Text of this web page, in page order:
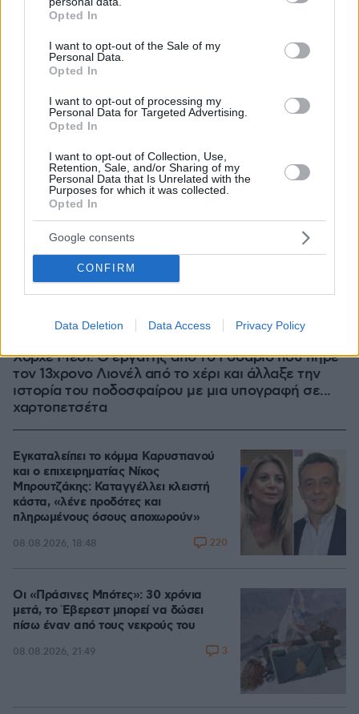
grant or deny consent to Google and its third-party tags to
use your data for below specified purposes in below Google
consent section.
Opted In
I want to opt-out of the Sale of my
Personal Data.
Opted In
I want to opt-out of processing my
Personal Data for Targeted Advertising.
Opted In
I want to opt-out of Collection, Use,
Retention, Sale, and/or Sharing of my
Personal Data that Is Unrelated with the
Purposes for which it was collected.
Opted In
Google consents
CONFIRM
Data Deletion Data Access Privacy Policy
Χόρχε Μέσι: Ο εργάτης από το Ροσάριο που πήρε
τον 13χρονο Λιονέλ από το χέρι και άλλαξε την
ιστορία του ποδοσφαίρου με μια υπογραφή σε...
χαρτοπετσέτα
Εγκαταλείπει το κόμμα Καρυστιανού
και ο επιχειρηματίας Νίκος
Μπρουτζάκης: Καταγγέλλει κλειστή
κάστα, «λένε προδότες και
πληρωμένους όσους αποχωρούν»
08.08.2026, 18:48 220
Οι «Πράσινες Μπότες»: 30 χρόνια
μετά, το Έβερεστ μπορεί να δώσει
πίσω έναν από τους νεκρούς του
08.08.2026, 21:49 3